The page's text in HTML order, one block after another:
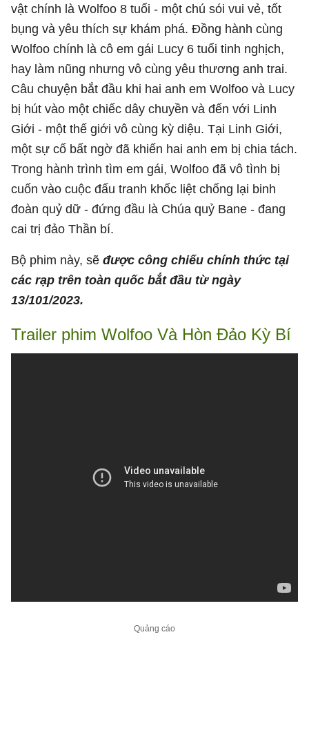
vật chính là Wolfoo 8 tuổi - một chú sói vui vẻ, tốt
bụng và yêu thích sự khám phá. Đồng hành cùng
Wolfoo chính là cô em gái Lucy 6 tuổi tinh nghịch,
hay làm nũng nhưng vô cùng yêu thương anh trai.
Câu chuyện bắt đầu khi hai anh em Wolfoo và Lucy
bị hút vào một chiếc dây chuyền và đến với Linh
Giới - một thế giới vô cùng kỳ diệu. Tại Linh Giới,
một sự cố bất ngờ đã khiến hai anh em bị chia tách.
Trong hành trình tìm em gái, Wolfoo đã vô tình bị
cuốn vào cuộc đấu tranh khốc liệt chống lại binh
đoàn quỷ dữ - đứng đầu là Chúa quỷ Bane - đang
cai trị đảo Thần bí.
Bộ phim này, sẽ được công chiếu chính thức tại
các rạp trên toàn quốc bắt đầu từ ngày
13/101/2023.
Trailer phim Wolfoo Và Hòn Đảo Kỳ Bí